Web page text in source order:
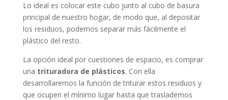
Lo ideal es colocar este cubo junto al cubo de basura
principal de nuestro hogar, de modo que, al depositar
los residuos, podemos separar más fácilmente el
plástico del resto.
La opción ideal por cuestiones de espacio, es comprar
una trituradora de plásticos. Con ella
desarrollaremos la función de triturar estos residuos y
que ocupen el mínimo lugar hasta que traslademos